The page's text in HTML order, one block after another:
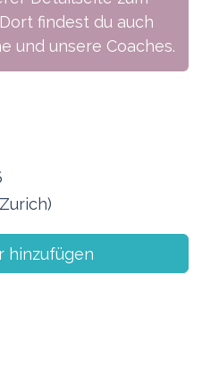
findest du auch
und unsere Coaches.​
)
hinzufügen